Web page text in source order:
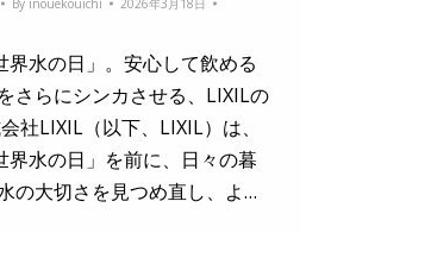
By inouekouichi
2026年3月18日
界水の日」。安心して飲める
さらにシンカさせる、LIXILの
社LIXIL（以下、LIXIL）は、
界水の日」を前に、日々の暮
の大切さを見つめ直し、よ…